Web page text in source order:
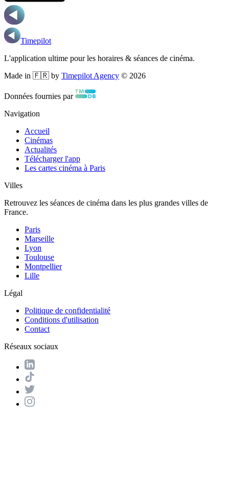
Timepilot
L'application ultime pour les horaires & séances de cinéma.
Made in 🇫🇷 by Timepilot Agency © 2026
Données fournies par
Navigation
Accueil
Cinémas
Actualités
Télécharger l'app
Les cartes cinéma à Paris
Villes
Retrouvez les séances de cinéma dans les plus grandes villes de
France.
Paris
Marseille
Lyon
Toulouse
Montpellier
Lille
Légal
Politique de confidentialité
Conditions d'utilisation
Contact
Réseaux sociaux